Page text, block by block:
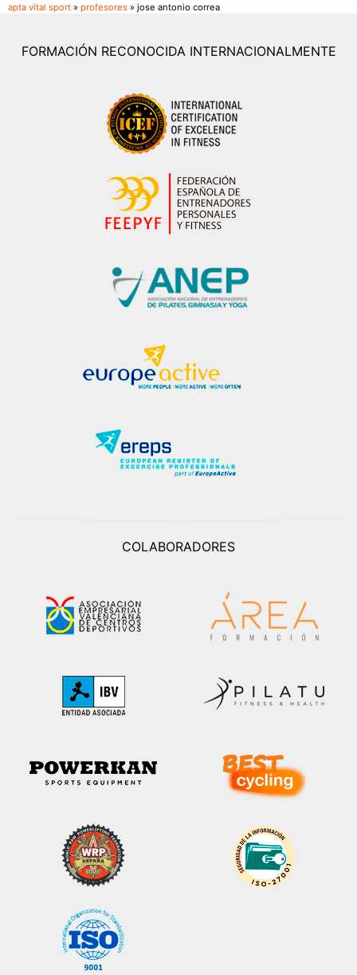
apta vital sport » profesores » jose antonio correa
FORMACIÓN RECONOCIDA INTERNACIONALMENTE
COLABORADORES